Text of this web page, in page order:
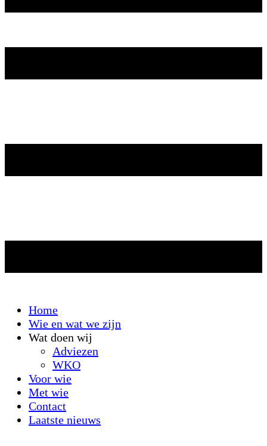
Home
Wie en wat we zijn
Wat doen wij
Adviezen
WKO
Voor wie
Met wie
Contact
Laatste nieuws